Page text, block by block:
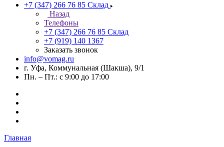
+7 (347) 266 76 85 Склад
Назад
Телефоны
+7 (347) 266 76 85 Склад
+7 (919) 140 1367
Заказать звонок
info@vomag.ru
г. Уфа, Коммунальная (Шакша), 9/1
Пн. – Пт.: с 9:00 до 17:00
Главная